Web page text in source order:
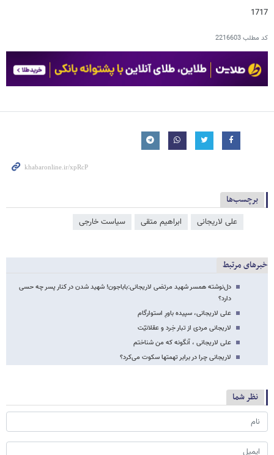
1717
کد مطلب2216603
برچسب‌ها
علی لاریجانی ابراهیم متقی سیاست خارجی
خبرهای مرتبط
دل‌نوشته‌ همسر شهید مرتضی لاریجانی:باباجون! شهید شدن در کنار پسر چه حسی
دارد؟
علی لاریجانی، سپیده باورِ استوارگام
لاریجانی مردی از تبار خِرد و عقلانیّت
علی لاریجانی ، آنگونه که من شناختم
لاریجانی چرا در برابر تهمتها سکوت می‌کرد؟
نظر شما